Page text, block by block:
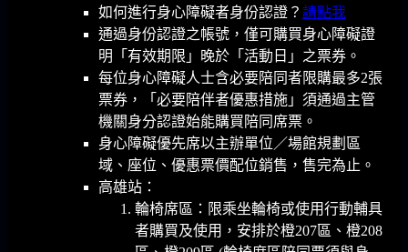
如何進行身心障礙者身份認證？ 請點我
通過身份認證之帳號，僅可購買身心障礙證
明「有效期限」晚於「活動日」之票券。
每位身心障礙人士含必要陪同者限購最多2張
票券，「必要陪伴者優惠措施」須通過主管
機關身分認證始能購買陪同席票。
身心障礙優先席以主辦單位／場館規劃區
域、座位、優惠票價配位銷售，售完為止。
高雄站：
輪椅席區：限乘坐輪椅或使用行動輔具
者購買及使用，安排於橙207區、橙208